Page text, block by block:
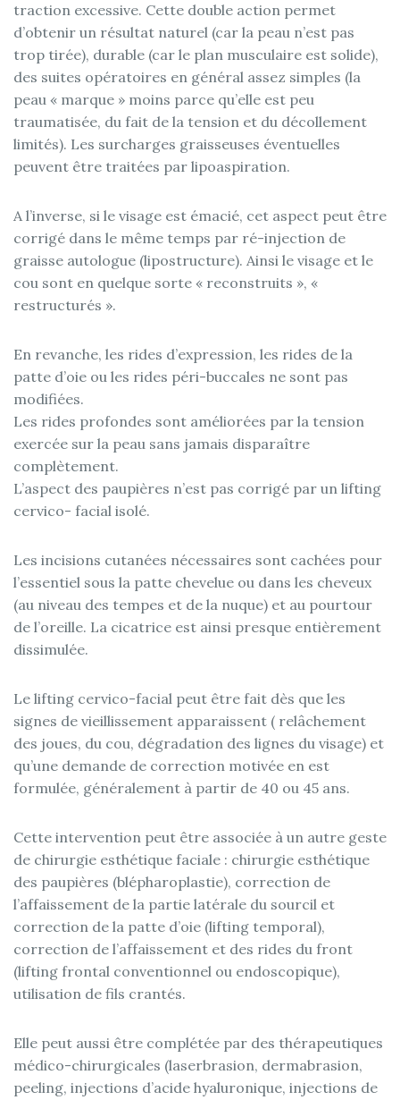
traction excessive. Cette double action permet
d’obtenir un résultat naturel (car la peau n’est pas
trop tirée), durable (car le plan musculaire est solide),
des suites opératoires en général assez simples (la
peau « marque » moins parce qu’elle est peu
traumatisée, du fait de la tension et du décollement
limités). Les surcharges graisseuses éventuelles
peuvent être traitées par lipoaspiration.
A l’inverse, si le visage est émacié, cet aspect peut être
corrigé dans le même temps par ré-injection de
graisse autologue (lipostructure). Ainsi le visage et le
cou sont en quelque sorte « reconstruits », «
restructurés ».
En revanche, les rides d’expression, les rides de la
patte d’oie ou les rides péri-buccales ne sont pas
modifiées.
Les rides profondes sont améliorées par la tension
exercée sur la peau sans jamais disparaître
complètement.
L’aspect des paupières n’est pas corrigé par un lifting
cervico- facial isolé.
Les incisions cutanées nécessaires sont cachées pour
l’essentiel sous la patte chevelue ou dans les cheveux
(au niveau des tempes et de la nuque) et au pourtour
de l’oreille. La cicatrice est ainsi presque entièrement
dissimulée.
Le lifting cervico-facial peut être fait dès que les
signes de vieillissement apparaissent ( relâchement
des joues, du cou, dégradation des lignes du visage) et
qu’une demande de correction motivée en est
formulée, généralement à partir de 40 ou 45 ans.
Cette intervention peut être associée à un autre geste
de chirurgie esthétique faciale : chirurgie esthétique
des paupières (blépharoplastie), correction de
l’affaissement de la partie latérale du sourcil et
correction de la patte d’oie (lifting temporal),
correction de l’affaissement et des rides du front
(lifting frontal conventionnel ou endoscopique),
utilisation de fils crantés.
Elle peut aussi être complétée par des thérapeutiques
médico-chirurgicales (laserbrasion, dermabrasion,
peeling, injections d’acide hyaluronique, injections de